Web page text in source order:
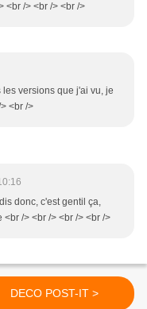
<br /> <br /> <br />
versions que j'ai vu, je
<br />
donc, c'est gentil ça,
/> <br /> <br /> <br />
DECO POST-IT >